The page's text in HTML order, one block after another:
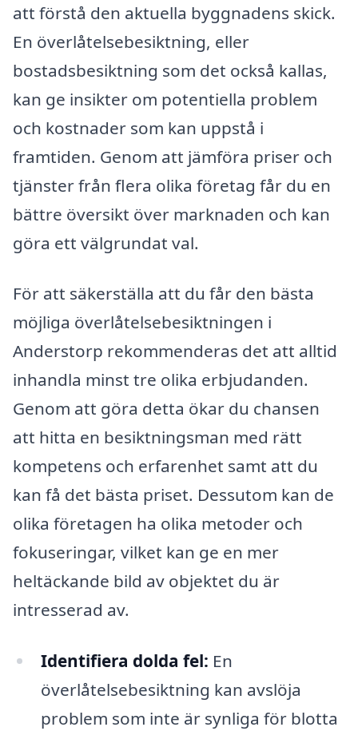
att förstå den aktuella byggnadens skick.
En överlåtelsebesiktning, eller
bostadsbesiktning som det också kallas,
kan ge insikter om potentiella problem
och kostnader som kan uppstå i
framtiden. Genom att jämföra priser och
tjänster från flera olika företag får du en
bättre översikt över marknaden och kan
göra ett välgrundat val.
För att säkerställa att du får den bästa
möjliga överlåtelsebesiktningen i
Anderstorp rekommenderas det att alltid
inhandla minst tre olika erbjudanden.
Genom att göra detta ökar du chansen
att hitta en besiktningsman med rätt
kompetens och erfarenhet samt att du
kan få det bästa priset. Dessutom kan de
olika företagen ha olika metoder och
fokuseringar, vilket kan ge en mer
heltäckande bild av objektet du är
intresserad av.
Identifiera dolda fel: En
överlåtelsebesiktning kan avslöja
problem som inte är synliga för blotta